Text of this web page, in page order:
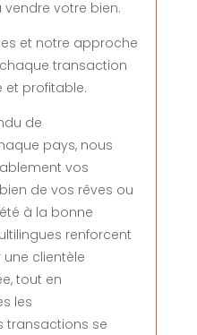
votre bien.
et notre approche
transaction
et profitable.
de
pays, nous
vos
de vos rêves ou
à la bonne
renforcent
clientèle
tout en
les
transactions se